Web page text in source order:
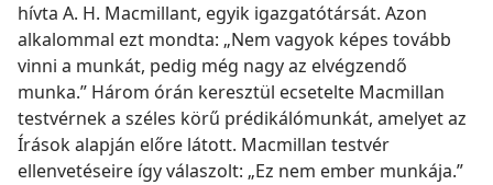
hívta A. H. Macmillant, egyik igazgatótársát. Azon
alkalommal ezt mondta: „Nem vagyok képes tovább
vinni a munkát, pedig még nagy az elvégzendő
munka.” Három órán keresztül ecsetelte Macmillan
testvérnek a széles körű prédikálómunkát, amelyet az
Írások alapján előre látott. Macmillan testvér
ellenvetéseire így válaszolt: „Ez nem ember munkája.”